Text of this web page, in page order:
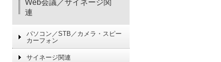
Web会議／サイネージ関
連
パソコン／STB／カメラ・スピー
カーフォン
サイネージ関連